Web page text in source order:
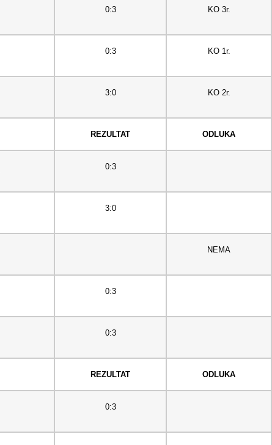
0:3 KO 3r.
0:3 KO 1r.
3:0 KO 2r.
REZULTAT ODLUKA
0:3
3:0
NEMA
0:3
0:3
REZULTAT ODLUKA
0:3